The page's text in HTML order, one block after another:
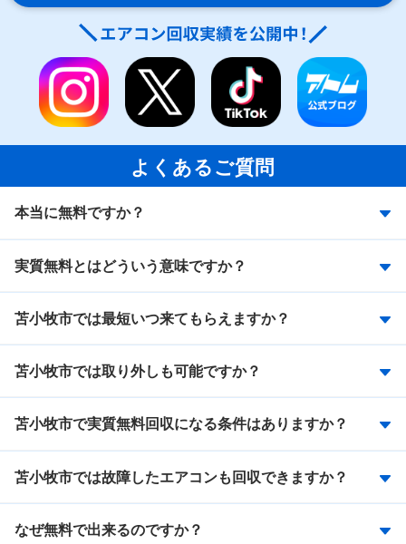
よくあるご質問
本当に無料ですか？
実質無料とはどういう意味ですか？
苫小牧市では最短いつ来てもらえますか？
苫小牧市では取り外しも可能ですか？
苫小牧市で実質無料回収になる条件はありますか？
苫小牧市では故障したエアコンも回収できますか？
なぜ無料で出来るのですか？